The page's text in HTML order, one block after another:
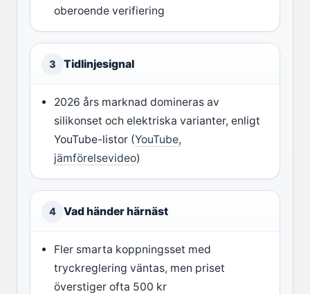
oberoende verifiering
3 Tidlinjesignal
2026 års marknad domineras av
silikonset och elektriska varianter, enligt
YouTube-listor (YouTube,
jämförelsevideo)
4 Vad händer härnäst
Fler smarta koppningsset med
tryckreglering väntas, men priset
överstiger ofta 500 kr